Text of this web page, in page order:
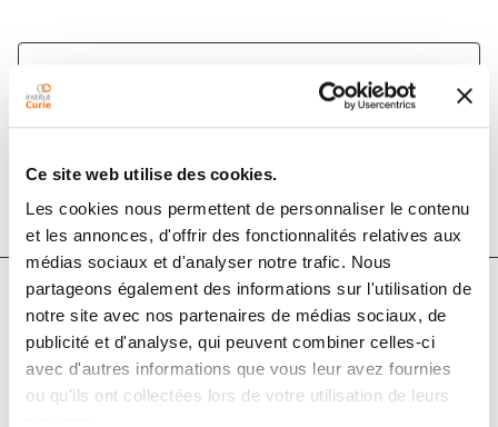
Ce site web utilise des cookies.
Les cookies nous permettent de personnaliser le contenu
et les annonces, d'offrir des fonctionnalités relatives aux
médias sociaux et d'analyser notre trafic. Nous
partageons également des informations sur l'utilisation de
notre site avec nos partenaires de médias sociaux, de
publicité et d'analyse, qui peuvent combiner celles-ci
avec d'autres informations que vous leur avez fournies
ou qu'ils ont collectées lors de votre utilisation de leurs
1 déc. 2020
The Breast
DOI :10.1016/j.breast.2020.11.008
Auteurs
B. Porte, M. Carton, F. Lerebours, E. Brain, D. Loirat, L.